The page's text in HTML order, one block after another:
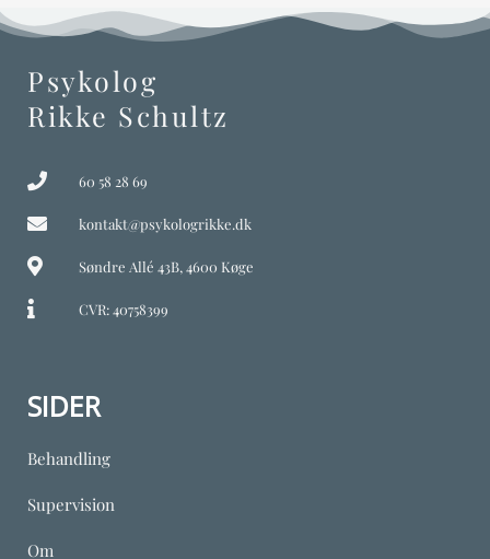
Psykolog
Rikke Schultz
60 58 28 69
kontakt@psykologrikke.dk
Søndre Allé 43B, 4600 Køge
CVR: 40758399
SIDER
Behandling
Supervision
Om